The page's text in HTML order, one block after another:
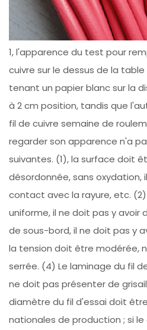
1, l'apparence du test pour
cuivre sur le dessus de la
tenant un papier blanc sur la
à 2 cm position, tandis que
fil de cuivre semaine de
regarder son apparence n'a
suivantes. (1), la surface doit
désordonnée, sans oxydation,
contact avec la rayure, etc.
uniforme, il ne doit pas y avoir
de sous-bord, il ne doit pas y
la tension doit être modérée,
serrée. (4) Le laminage du fil
ne doit pas présenter de
diamètre du fil d'essai doit
nationales de production ; si